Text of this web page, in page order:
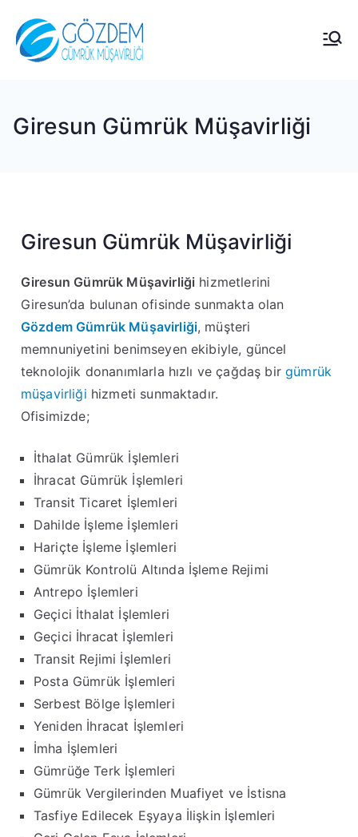
Müşavirliği
Gümrük Müşavirliği Hizmetleri
Giresun Gümrük Müşavirliği
Giresun Gümrük Müşavirliği
Giresun Gümrük Müşavirliği hizmetlerini
Giresun’da bulunan ofisinde sunmakta olan
Gözdem Gümrük Müşavirliği, müşteri
memnuniyetini benimseyen ekibiyle, güncel
teknolojik donanımlarla hızlı ve çağdaş birgümrük
müşavirliği hizmeti sunmaktadır.
Ofisimizde;
İthalat Gümrük İşlemleri
İhracat Gümrük İşlemleri
Transit Ticaret İşlemleri
Dahilde İşleme İşlemleri
Hariçte İşleme İşlemleri
Gümrük Kontrolü Altında İşleme Rejimi
Antrepo İşlemleri
Geçici İthalat İşlemleri
Geçici İhracat İşlemleri
Transit Rejimi İşlemleri
Posta Gümrük İşlemleri
Serbest Bölge İşlemleri
Yeniden İhracat İşlemleri
İmha İşlemleri
Gümrüğe Terk İşlemleri
Gümrük Vergilerinden Muafiyet ve İstisna
Tasfiye Edilecek Eşyaya İlişkin İşlemleri